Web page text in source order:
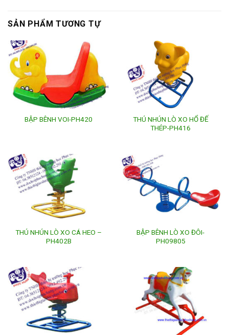
SẢN PHẨM TƯƠNG TỰ
BẬP BÊNH VOI-PH420
THÚ NHÚN LÒ XO HỔ ĐẾ
THÉP-PH416
THÚ NHÚN LÒ XO CÁ HEO –
PH402B
BẬP BÊNH LÒ XO ĐÔI-
PH09805